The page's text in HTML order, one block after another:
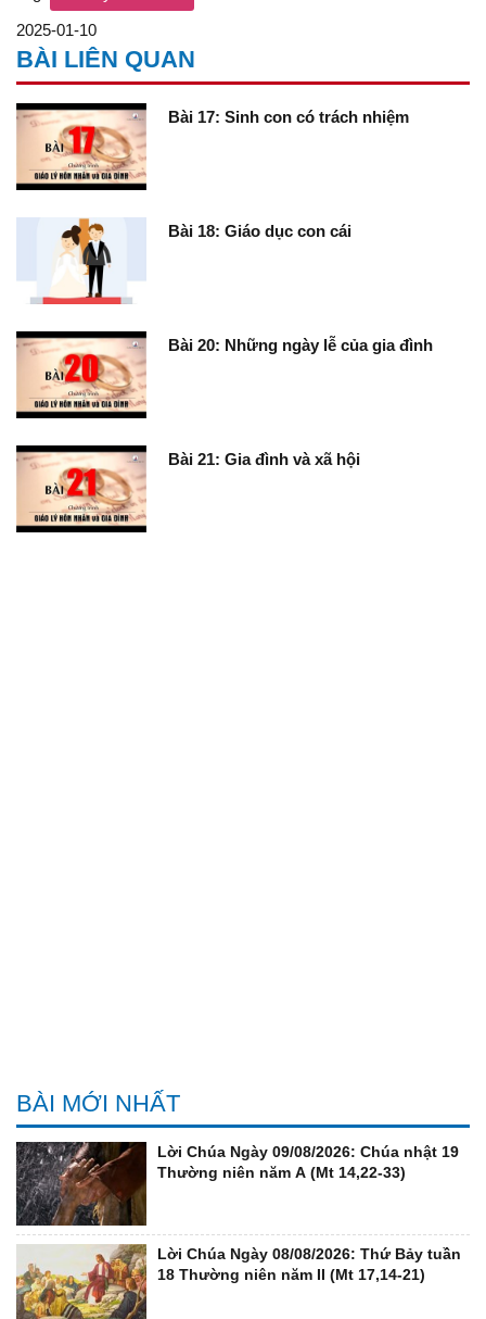
2025-01-10
BÀI LIÊN QUAN
Bài 17: Sinh con có trách nhiệm
Bài 18: Giáo dục con cái
Bài 20: Những ngày lễ của gia đình
Bài 21: Gia đình và xã hội
BÀI MỚI NHẤT
Lời Chúa Ngày 09/08/2026: Chúa nhật 19
Thường niên năm A (Mt 14,22-33)
Lời Chúa Ngày 08/08/2026: Thứ Bảy tuần
18 Thường niên năm II (Mt 17,14-21)